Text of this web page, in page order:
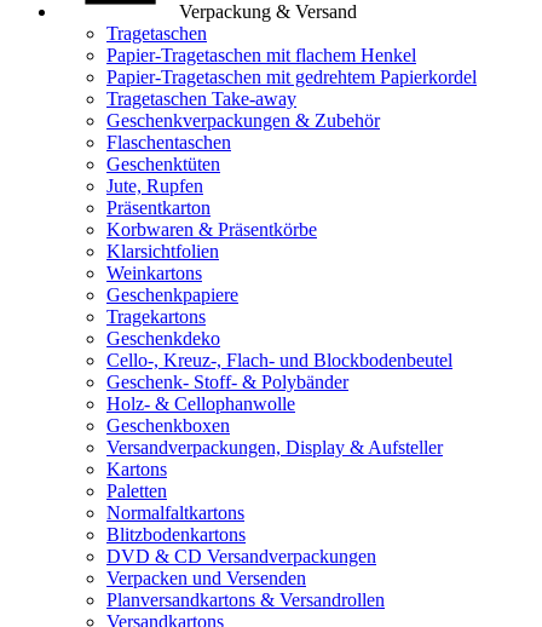
Verpackung & Versand
Tragetaschen
Papier-Tragetaschen mit flachem Henkel
Papier-Tragetaschen mit gedrehtem Papierkordel
Tragetaschen Take-away
Geschenkverpackungen & Zubehör
Flaschentaschen
Geschenktüten
Jute, Rupfen
Präsentkarton
Korbwaren & Präsentkörbe
Klarsichtfolien
Weinkartons
Geschenkpapiere
Tragekartons
Geschenkdeko
Cello-, Kreuz-, Flach- und Blockbodenbeutel
Geschenk- Stoff- & Polybänder
Holz- & Cellophanwolle
Geschenkboxen
Versandverpackungen, Display & Aufsteller
Kartons
Paletten
Normalfaltkartons
Blitzbodenkartons
DVD & CD Versandverpackungen
Verpacken und Versenden
Planversandkartons & Versandrollen
Versandkartons